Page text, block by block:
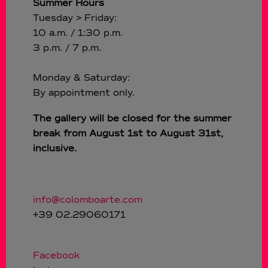
Summer Hours
Tuesday > Friday:
10 a.m. / 1:30 p.m.
3 p.m. / 7 p.m.
Monday & Saturday:
By appointment only.
The gallery will be closed for the summer
break from August 1st to August 31st,
inclusive.
info@colomboarte.com
+39 02.29060171
Facebook